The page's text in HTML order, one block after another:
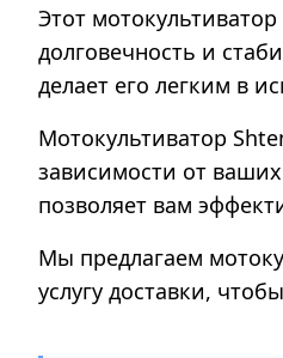
Этот
долговечность и
делает его легким в
Мотокультиватор
зависимости от
позволяет вам
Мы предлагаем
услугу доставки,